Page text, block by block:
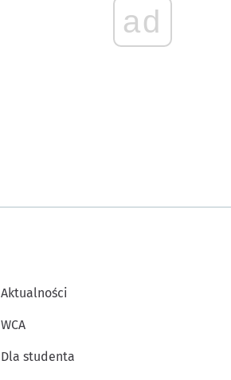
ad
Aktualności
WCA
Dla studenta